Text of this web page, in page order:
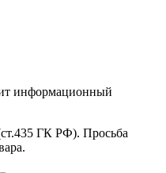
информационный
ГК РФ). Просьба